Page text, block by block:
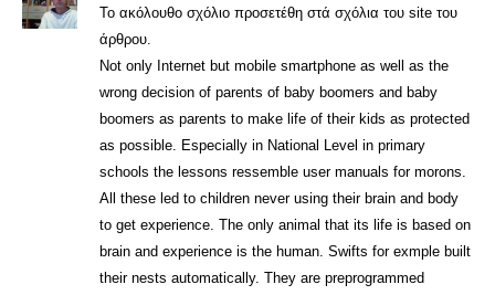
Το ακόλουθο σχόλιο προσετέθη στά σχόλια του site του
άρθρου.
Not only Internet but mobile smartphone as well as the
wrong decision of parents of baby boomers and baby
boomers as parents to make life of their kids as protected
as possible. Especially in National Level in primary
schools the lessons ressemble user manuals for morons.
All these led to children never using their brain and body
to get experience. The only animal that its life is based on
brain and experience is the human. Swifts for exmple built
their nests automatically. They are preprogrammed